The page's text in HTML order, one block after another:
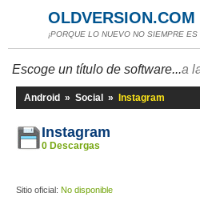
OLDVERSION.COM
¡PORQUE LO NUEVO NO SIEMPRE ES
Escoge un título de software...a
Android » Social » Instagram
Instagram
0 Descargas
Sitio oficial: No disponible